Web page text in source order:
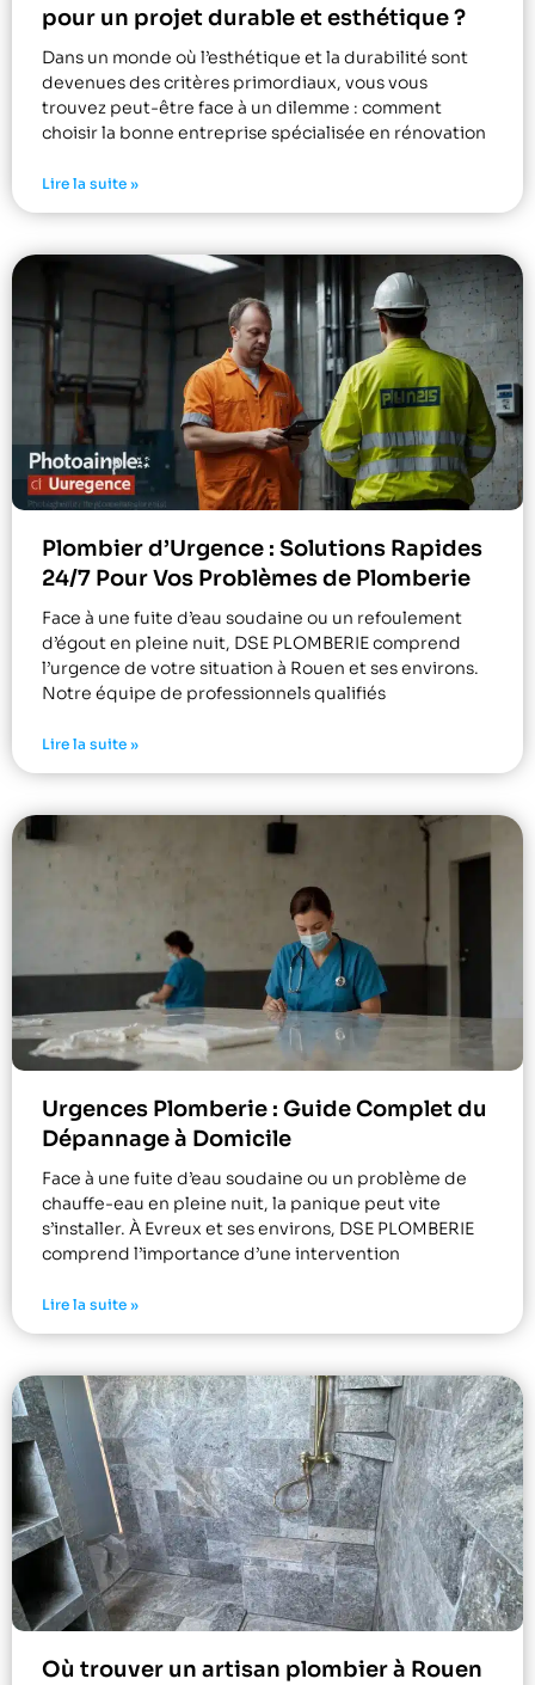
pour un projet durable et esthétique ?
Dans un monde où l’esthétique et la durabilité sont
devenues des critères primordiaux, vous vous
trouvez peut-être face à un dilemme : comment
choisir la bonne entreprise spécialisée en rénovation
Lire la suite »
Plombier d’Urgence : Solutions Rapides
24/7 Pour Vos Problèmes de Plomberie
Face à une fuite d’eau soudaine ou un refoulement
d’égout en pleine nuit, DSE PLOMBERIE comprend
l’urgence de votre situation à Rouen et ses environs.
Notre équipe de professionnels qualifiés
Lire la suite »
Urgences Plomberie : Guide Complet du
Dépannage à Domicile
Face à une fuite d’eau soudaine ou un problème de
chauffe-eau en pleine nuit, la panique peut vite
s’installer. À Evreux et ses environs, DSE PLOMBERIE
comprend l’importance d’une intervention
Lire la suite »
Où trouver un artisan plombier à Rouen